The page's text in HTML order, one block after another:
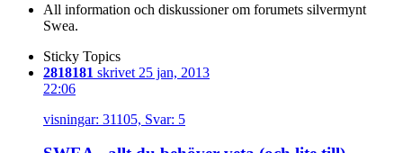
All information och diskussioner om forumets silvermynt
Swea.
Sticky Topics
2818181 skrivet 25 jan, 2013
22:06
visningar: 31105, Svar: 5